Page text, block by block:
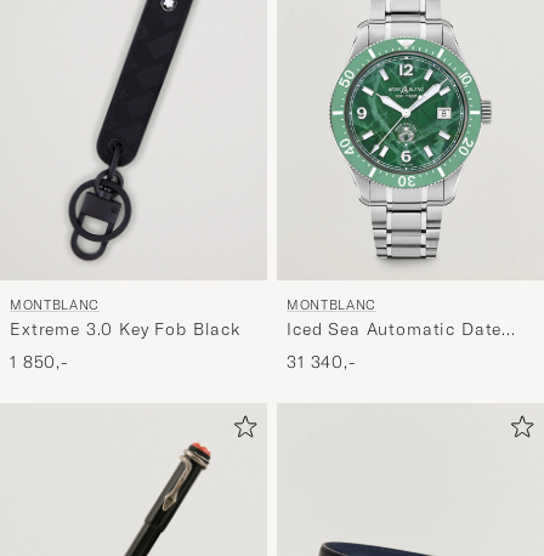
MONTBLANC
Extreme 3.0 Key Fob Black
1 850,-
MONTBLANC
Iced Sea Automatic Date
Green
31 340,-